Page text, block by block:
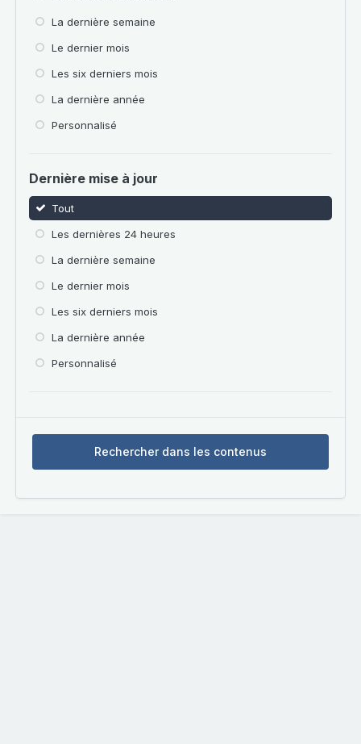
La dernière semaine
Le dernier mois
Les six derniers mois
La dernière année
Personnalisé
Dernière mise à jour
Tout
Les dernières 24 heures
La dernière semaine
Le dernier mois
Les six derniers mois
La dernière année
Personnalisé
Rechercher dans les contenus